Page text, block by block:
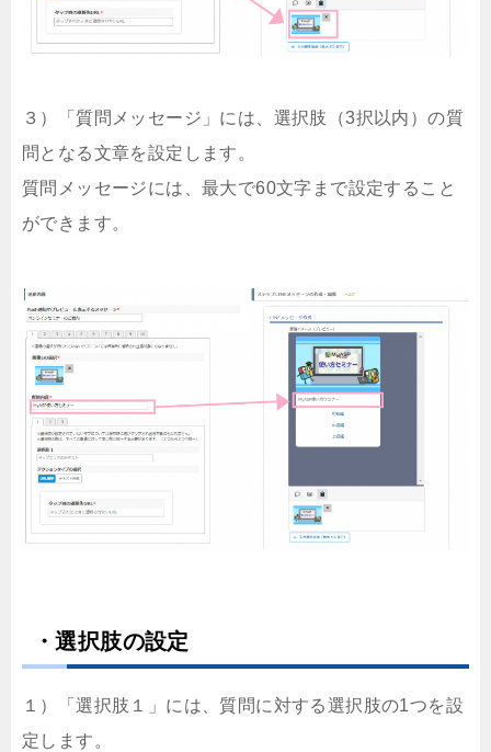
３）「質問メッセージ」には、選択肢（3択以内）の質
問となる文章を設定します。
質問メッセージには、最大で60文字まで設定すること
ができます。
・選択肢の設定
１）「選択肢１」には、質問に対する選択肢の1つを設
定します。